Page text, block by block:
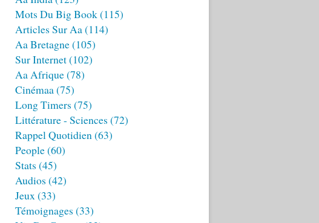
Mots Du Big Book(115)
Articles Sur Aa(114)
Aa Bretagne(105)
Sur Internet(102)
Aa Afrique(78)
Cinémaa(75)
Long Timers (75)
Littérature - Sciences (72)
Rappel Quotidien(63)
People(60)
Stats (45)
Audios (42)
Jeux(33)
Témoignages (33)